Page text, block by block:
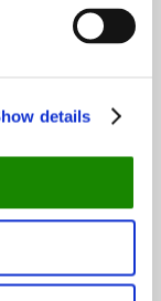
details
spise: Her er de
du nyde lækker